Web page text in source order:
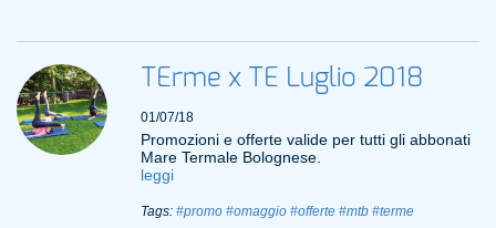
TErme x TE Luglio 2018
01/07/18
Promozioni e offerte valide per tutti gli abbonati
Mare Termale Bolognese.
leggi
Tags: #promo #omaggio #offerte #mtb #terme